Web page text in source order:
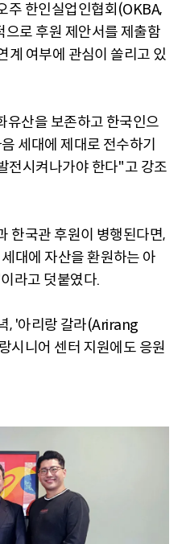
주 한인실업인협회(OKBA,
로 후원 제안서를 제출함
계 여부에 관심이 쏠리고 있
유산을 보존하고 한국인으
세대에 제대로 전수하기
전시켜나가야 한다"고 강조
한국관 후원이 병행된다면,
대에 자산을 환원하는 아
라고 덧붙였다.
, '아리랑 갈라(Arirang
시니어 센터 지원에도 응원